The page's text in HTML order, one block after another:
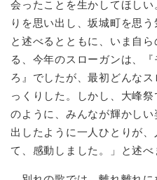
会ったことを生かしてほし
りを思い出し、坂城町を思
と述べるとともに、いま自
る、今年のスローガンは、
ろ』でしたが、最初どんな
っくりした。しかし、大峰祭
のように、みんなが輝かし
出したように一人ひとりが
て、感動しました。」と述べ